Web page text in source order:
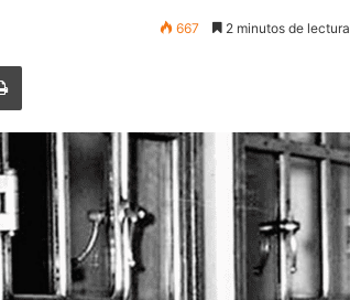
667 2 minutos de lectura
Imprimir